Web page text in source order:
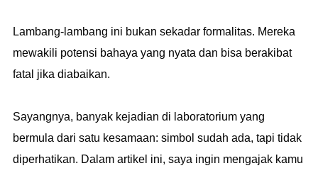
Lambang-lambang ini bukan sekadar formalitas. Mereka
mewakili potensi bahaya yang nyata dan bisa berakibat
fatal jika diabaikan.
Sayangnya, banyak kejadian di laboratorium yang
bermula dari satu kesamaan: simbol sudah ada, tapi tidak
diperhatikan. Dalam artikel ini, saya ingin mengajak kamu